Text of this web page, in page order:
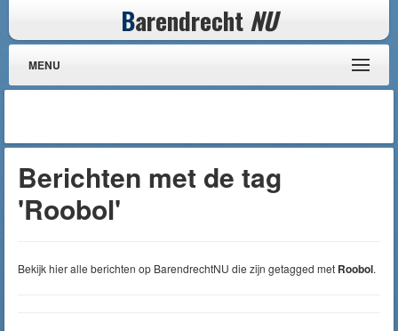
Barendrecht NU
MENU
Berichten met de tag
'Roobol'
Bekijk hier alle berichten op BarendrechtNU die zijn getagged met Roobol.